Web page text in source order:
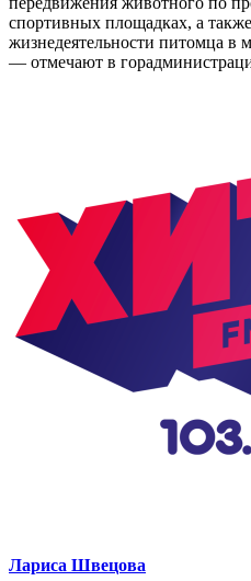
спортивных площадках, а
жизнедеятельности питомца в
— отмечают в
Лариса Швецова